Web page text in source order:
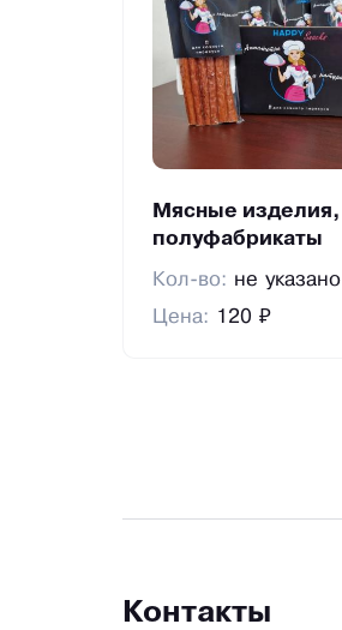
Мясные изделия,
полуфабрикаты
Кол-во: не указано
Цена: 120 ₽
Контакты